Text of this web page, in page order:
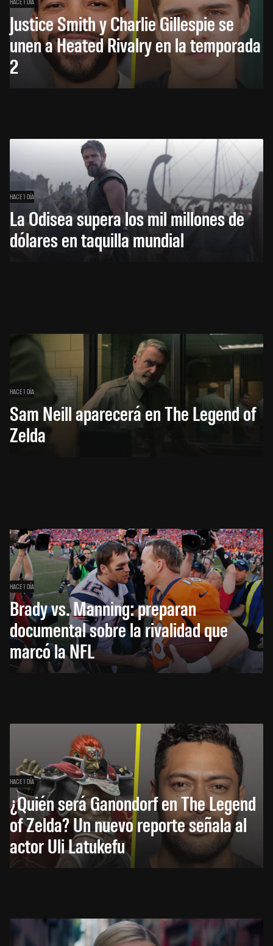
Justice Smith y Charlie Gillespie se
unen a Heated Rivalry en la temporada
2
HACE 1 DÍA
La Odisea supera los mil millones de
dólares en taquilla mundial
HACE 1 DÍA
Sam Neill aparecerá en The Legend of
Zelda
HACE 1 DÍA
Brady vs. Manning: preparan
documental sobre la rivalidad que
marcó la NFL
HACE 1 DÍA
¿Quién será Ganondorf en The Legend
of Zelda? Un nuevo reporte señala al
actor Uli Latukefu